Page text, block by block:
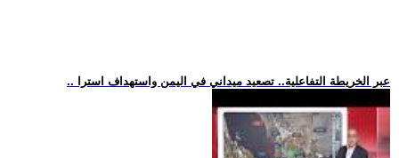
.. عبر الخريطة التفاعلية.. تصعيد ميداني في اليمن واستهداف استرا